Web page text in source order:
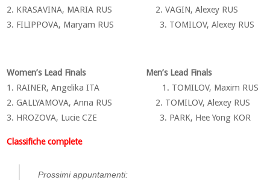
2. KRASAVINA, MARIA RUS 2. VAGIN, Alexey RUS
3. FILIPPOVA, Maryam RUS 3. TOMILOV, Alexey RUS
Women’s Lead Finals Men’s Lead Finals
1. RAINER, Angelika ITA 1. TOMILOV, Maxim RUS
2. GALLYAMOVA, Anna RUS 2. TOMILOV, Alexey RUS
3. HROZOVA, Lucie CZE 3. PARK, Hee Yong KOR
Classifiche complete
Prossimi appuntamenti: